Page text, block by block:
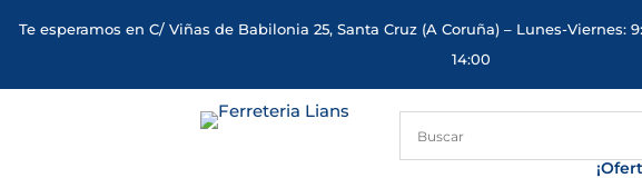
Te esperamos en C/ Viñas de Babilonia 25, Santa Cruz (A Coruña) – Lunes-Viernes:
14:00